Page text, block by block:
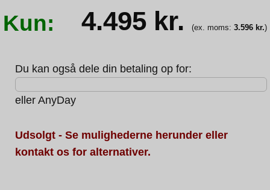
Kun: 4.495 kr. (ex. moms: 3.596 kr.)
Du kan også dele din betaling op for:
eller AnyDay
Udsolgt - Se mulighederne herunder eller
kontakt os for alternativer.